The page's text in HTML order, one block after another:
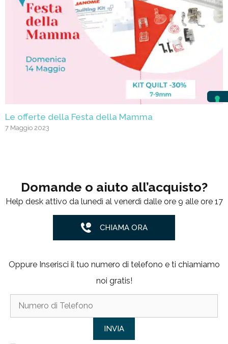
Le offerte della Festa della Mamma
7 Maggio 2023
Domande o aiuto all’acquisto?
Help desk attivo da lunedì al venerdì dalle ore 9 alle ore 17
CHIAMA ORA
Oppure Inserisci il tuo numero di telefono e ti chiamiamo
noi gratis!